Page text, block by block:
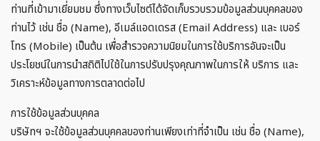
ท่านที่เข้ามาเยี่ยมชม ซึ่งทางเว็บไซต์ได้จัดเก็บรวบรวมข้อมูลส่วนบุคคลของ
ท่านไว้ เช่น ชื่อ (Name), อีเมล์แอดเดรส (Email Address) และ เบอร์
โทร (Mobile) เป็นต้น เพื่อสำรวจความนิยมในการใช้บริการอันจะเป็น
ประโยชน์ในการนำสถิติไปใช้ในการปรับปรุงคุณภาพในการให้ บริการ และ
วิเคราะห์ข้อมูลทางการตลาดต่อไป
การใช้ข้อมูลส่วนบุคคล
บริษัทฯ จะใช้ข้อมูลส่วนบุคคลของท่านเพียงเท่าที่จำเป็น เช่น ชื่อ (Name),